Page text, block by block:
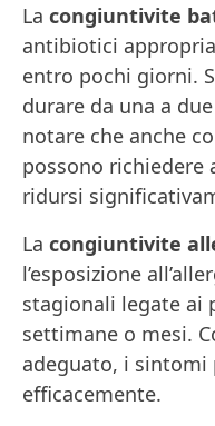
La congiuntivite
antibiotici
entro pochi giorni.
durare da una a
notare che anche
possono
ridursi
La congiuntivite
l’esposizione
stagionali legate ai
settimane o mesi.
adeguato, i sintomi
efficacemente.